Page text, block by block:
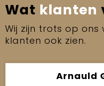
Wat klanten
Wij zijn trots op
klanten ook zien.
Arnauld